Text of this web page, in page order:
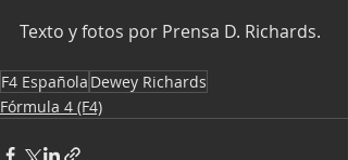
Texto y fotos por Prensa D. Richards.
F4 Española Dewey Richards
Fórmula 4 (F4)